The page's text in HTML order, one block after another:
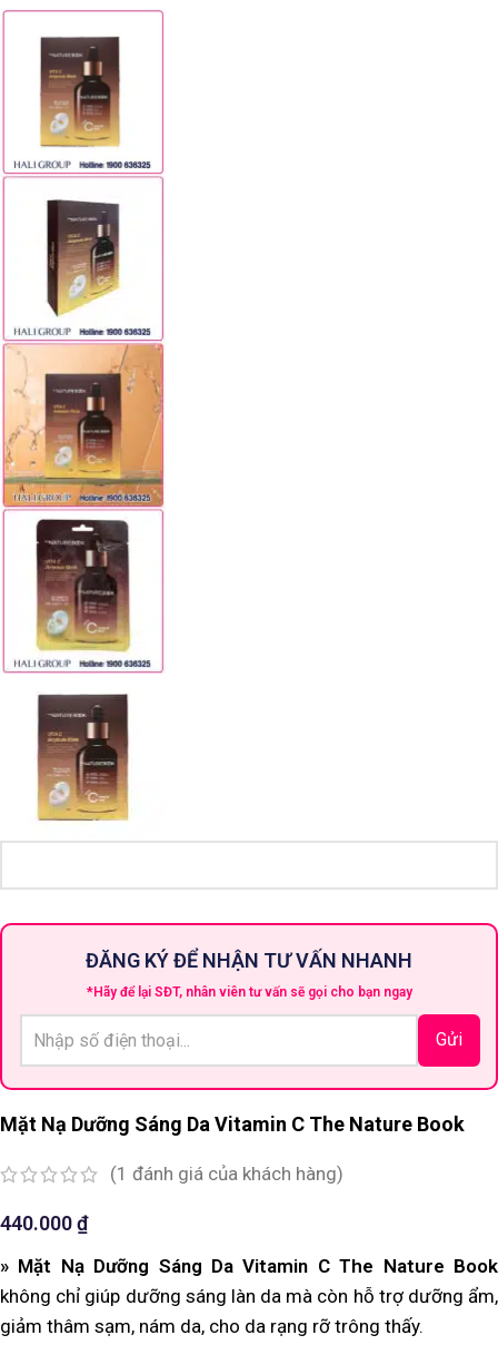
ĐĂNG KÝ ĐỂ NHẬN TƯ VẤN NHANH
*Hãy để lại SĐT, nhân viên tư vấn sẽ gọi cho bạn ngay
Mặt Nạ Dưỡng Sáng Da Vitamin C The Nature Book
(1 đánh giá của khách hàng)
440.000₫
» Mặt Nạ Dưỡng Sáng Da Vitamin C The Nature Book
không chỉ giúp dưỡng sáng làn da mà còn hỗ trợ dưỡng ẩm,
giảm thâm sạm, nám da, cho da rạng rỡ trông thấy.